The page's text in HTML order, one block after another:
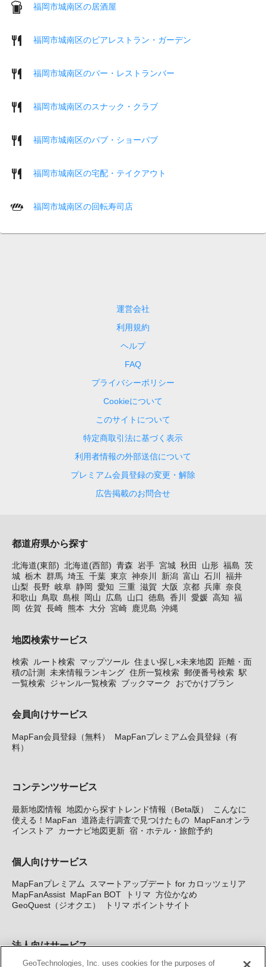
福岡市城南区の居酒屋
福岡市城南区のビアレストラン・ガーデン
福岡市城南区のバー・レストランバー
福岡市城南区のスナック・クラブ
福岡市城南区のパブ・ショーパブ
福岡市城南区の宅配・テイクアウト
福岡市城南区の回転寿司店
運営会社
利用規約
ヘルプ
FAQ
プライバシーポリシー
Cookieについて
このサイトについて
特定商取引法に基づく表示
利用者情報の外部送信について
プレミアム会員登録の変更・解除
広告掲載のお問合せ
都道府県から探す
北海道(東部) 北海道(西部) 青森 岩手 宮城 秋田 山形 福島 茨
城 栃木 群馬 埼玉 千葉 東京 神奈川 新潟 富山 石川
福井
山梨 長野 岐阜 静岡 愛知 三重 滋賀 大阪 京都 兵庫 奈良
和歌山 鳥取 島根 岡山 広島 山口 徳島 香川 愛媛 高知 福
岡
佐賀 長崎 熊本 大分 宮崎 鹿児島 沖縄
地図検索サービス
検索 ルート検索 マップツール 住まい探し×未来地図
距離・面
積の計測
未来情報ランキング 住所一覧検索 郵便番号検索 駅
一覧検索 ジャンル一覧検索 ブックマーク おでかけプラン
会員向けサービス
MapFan会員登録（無料）
MapFanプレミアム会員登録（有
料）
コンテンツサービス
最新地図情報 地図から探すトレンド情報（Beta版）
こんなに
使える！MapFan 道路走行調査で見つけたもの MapFanオンラ
インストア
カーナビ地図更新 宿・ホテル・旅館予約
個人向けサービス
MapFanプレミアム
スマートアップデート for カロッツェリア
MapFanAssist MapFan BOT トリマ 方位かなめ
GeoQuest（ジオクエ）
トリマ ポイントサイト
法人向けサービス
GeoTechnologies, Inc. uses cookies for the purposes of